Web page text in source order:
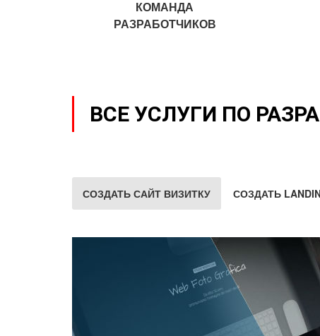
КОМАНДА
РАЗРАБОТЧИКОВ
ВСЕ УСЛУГИ ПО
СОЗДАТЬ САЙТ ВИЗИТКУ СОЗДАТЬ